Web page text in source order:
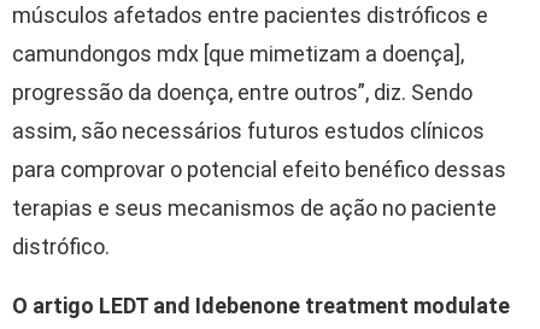
músculos afetados entre pacientes distróficos e
camundongos mdx [que mimetizam a doença],
progressão da doença, entre outros”, diz. Sendo
assim, são necessários futuros estudos clínicos
para comprovar o potencial efeito benéfico dessas
terapias e seus mecanismos de ação no paciente
distrófico.
O artigo LEDT and Idebenone treatment modulate